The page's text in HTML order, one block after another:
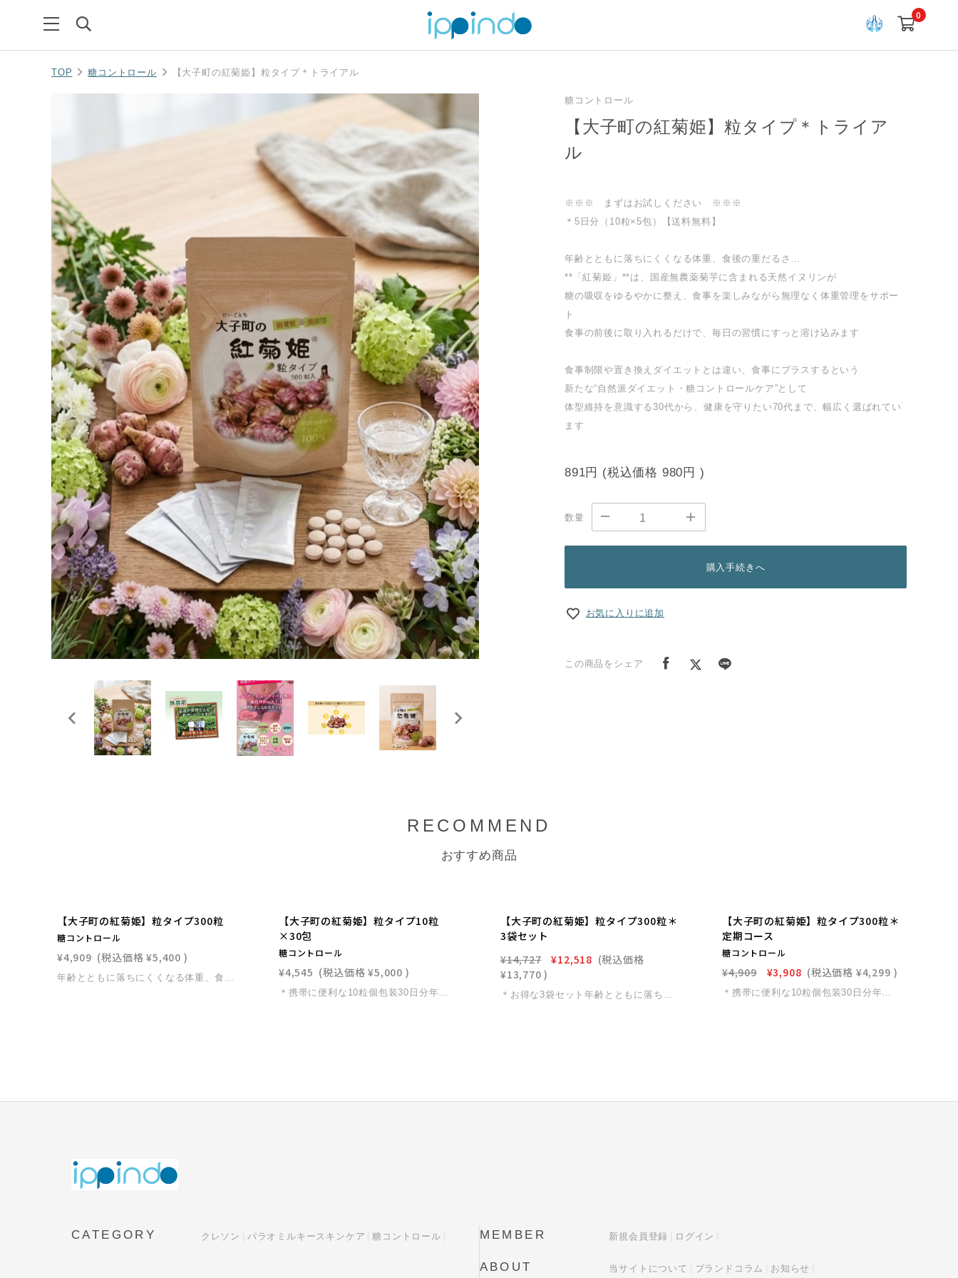
0
TOP 糖コントロール 【大子町の紅菊姫】粒タイプ＊トライアル
糖コントロール
【大子町の紅菊姫】粒タイプ＊トライア
ル
※※※ まずはお試しください ※※※
＊5日分（10粒×5包）【送料無料】
年齢とともに落ちにくくなる体重、食後の重だるさ…
**「紅菊姫」**は、国産無農薬菊芋に含まれる天然イヌリンが
糖の吸収をゆるやかに整え、食事を楽しみながら無理なく体重管理をサポー
ト
食事の前後に取り入れるだけで、毎日の習慣にすっと溶け込みます
食事制限や置き換えダイエットとは違い、食事にプラスするという
新たな“自然派ダイエット・糖コントロールケア”として
体型維持を意識する30代から、健康を守りたい70代まで、幅広く選ばれてい
ます
891円 (税込価格 980円 )
数量
購入手続きへ
お気に入りに追加
この商品をシェア
RECOMMEND
おすすめ商品
【大子町の紅菊姫】粒タイプ300粒
糖コントロール
¥4,909 (税込価格 ¥5,400 )
【大子町の紅菊姫】粒タイプ10粒
×30包
糖コントロール
¥4,545 (税込価格 ¥5,000 )
【大子町の紅菊姫】粒タイプ300粒＊
3袋セット
¥14,727
¥12,518 (税込価格
¥13,770 )
【大子町の紅菊姫】粒タイプ300粒＊
定期コース
糖コントロール
¥4,909 ¥3,908 (税込価格 ¥4,299 )
CATEGORY クレソン パラオミルキースキンケア 糖コントロール MEMBER 新規会員登録 ログイン
ABOUT 当サイトについて ブランドコラム お知らせ